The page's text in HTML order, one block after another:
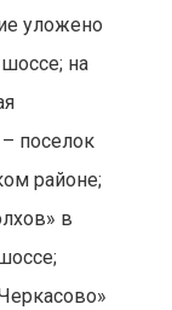
уложено
на
поселок
районе;
в